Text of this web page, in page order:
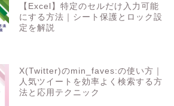
【Excel】特定のセルだけ入力可能
にする方法｜シート保護とロック設
定を解説
X(Twitter)のmin_faves:の使い方｜
人気ツイートを効率よく検索する方
法と応用テクニック